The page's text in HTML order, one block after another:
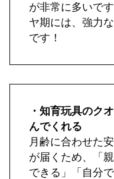
が非常に多いで
ヤ期には、強力
です！
・知育玩具のク
んでくれる
月齢に合わせた
が届くため、「
できる」「自分